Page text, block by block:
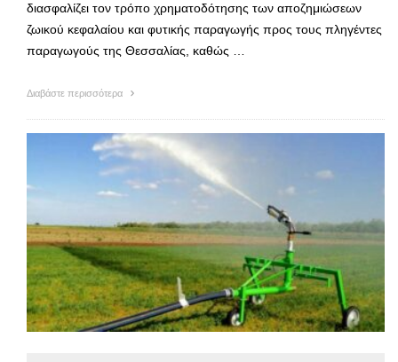
διασφαλίζει τον τρόπο χρηματοδότησης των αποζημιώσεων
ζωικού κεφαλαίου και φυτικής παραγωγής προς τους πληγέντες
παραγωγούς της Θεσσαλίας, καθώς …
Διαβάστε περισσότερα